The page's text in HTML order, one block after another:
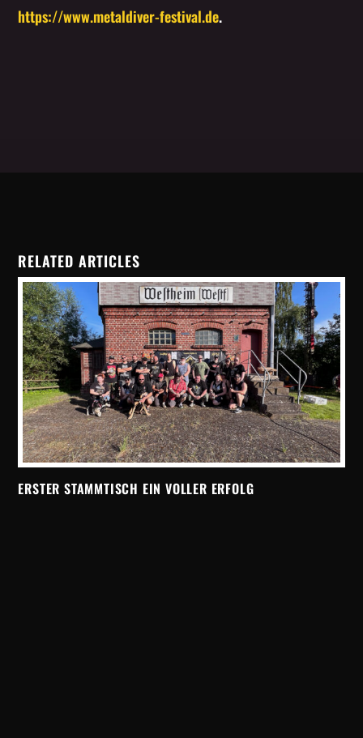
https://www.metaldiver-festival.de.
RELATED ARTICLES
ERSTER STAMMTISCH EIN VOLLER ERFOLG